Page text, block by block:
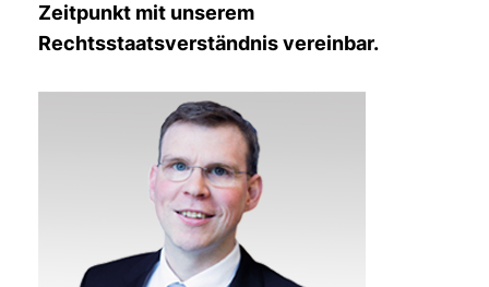
Zeitpunkt mit unserem
Rechtsstaatsverständnis vereinbar.